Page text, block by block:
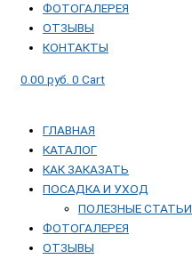
ФОТОГАЛЕРЕЯ
ОТЗЫВЫ
КОНТАКТЫ
0.00 руб. 0 Cart
ГЛАВНАЯ
КАТАЛОГ
КАК ЗАКАЗАТЬ
ПОСАДКА И УХОД
ПОЛЕЗНЫЕ СТАТЬИ
ФОТОГАЛЕРЕЯ
ОТЗЫВЫ